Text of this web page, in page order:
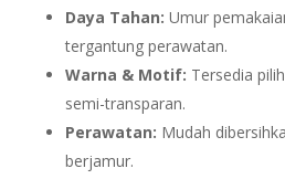
Daya Tahan: Umur
tergantung perawatan.
Warna & Motif: Tersedia
semi-transparan.
Perawatan: Mudah
berjamur.